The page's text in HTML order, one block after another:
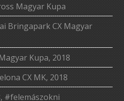
Magyar Kupa
Bringapark CX Magyar
Kupa, 2018
CX MK, 2018
#felemászokni